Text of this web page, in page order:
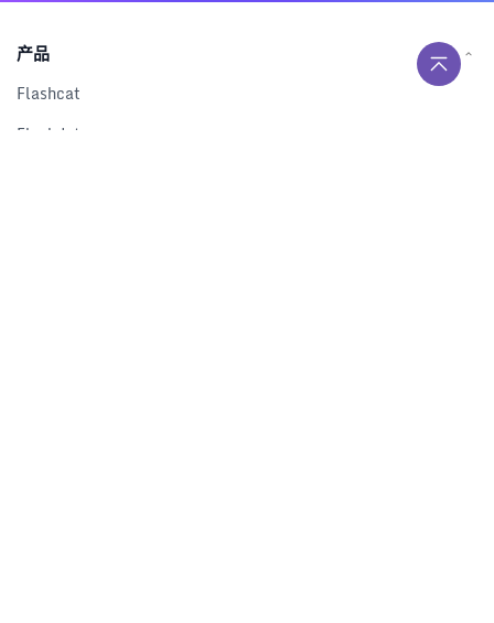
产品
Flashcat
Flashduty